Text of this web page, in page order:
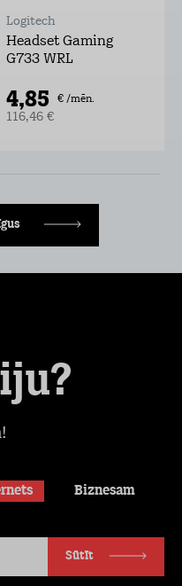
Logitech
Headset Gaming
G733 WRL
4,85 € /mēn.
116,46 €
Biznesam
Sūtīt